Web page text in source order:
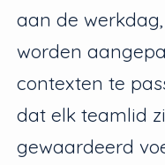
aan de
worden
contexten te
dat elk teamlid
gewaardeerd